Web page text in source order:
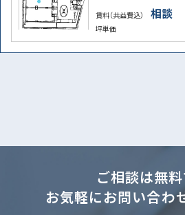
賃料（共益費込） 相談
坪単価
ご相談は無
お気軽にお問い合わ